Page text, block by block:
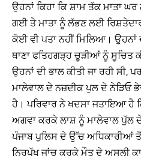
ਉਹਨਾਂ ਕਿਹਾ ਕਿ ਸ਼ਾਮ ਤੱਕ ਮਾਤਾ
ਗਈ ਤੇ ਮਾਤਾ ਨੂੰ ਲੱਭਣ ਲਈ
ਕੋਈ ਵੀ ਪਤਾ ਨਹੀਂ ਮਿਲਿਆ।
ਥਾਣਾ ਫਤਿਹਗੜ੍ਹ ਚੂੜੀਆਂ ਨੂੰ ਸੂਚਿਤ
ਉਹਨਾਂ ਦੀ ਭਾਲ ਕੀਤੀ ਜਾ ਰਹੀ ਸੀ,
ਮਾਲੇਵਾਲ ਦੇ ਨਜ਼ਦੀਕ ਪੁਲ ਦੇ ਨੇੜਿਓ
ਹੈ। ਪਰਿਵਾਰ ਨੇ ਖਦਸਾ ਜਤਾਇਆ ਹੈ
ਅਗਵਾ ਕਰਕੇ ਲਾਸ਼ ਨੂੰ ਮਾਲੇਵਾਲ ਪੁੱਲ
ਪੰਜਾਬ ਪੁਲਿਸ ਦੇ ਉੱਚ ਅਧਿਕਾਰੀਆਂ
ਨਿਰਪੱਖ ਜਾਂਚ ਕਰਕੇ ਮੌਤ ਦੇ ਅਸਲੀ